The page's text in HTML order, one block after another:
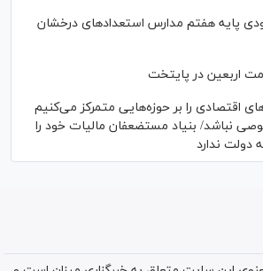
پایه هفتم مدارس استعدادهای درخشان
اربعین در پایتخت
اقتصادی را بر حوزه‌هایی متمرکز می‌کنیم
نباشد/ بنیاد مستضعفان مالیات خود را
دولت ندارد